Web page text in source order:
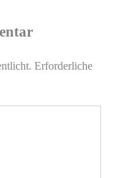
Erforderliche